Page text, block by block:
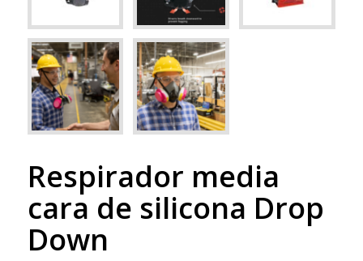
Respirador media
cara de silicona Drop
Down